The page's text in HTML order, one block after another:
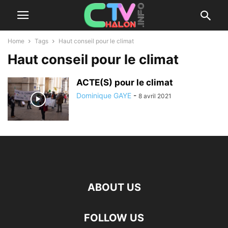
Home Tags Haut conseil pour le climat
Haut conseil pour le climat
ACTE(S) pour le climat
Dominique GAYE - 8 avril 2021
ABOUT US
FOLLOW US